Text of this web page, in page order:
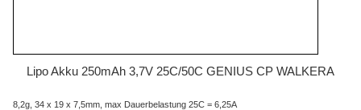
Lipo Akku 250mAh 3,7V 25C/50C GENIUS CP WALKERA
8,2g, 34 x 19 x 7,5mm, max Dauerbelastung 25C = 6,25A